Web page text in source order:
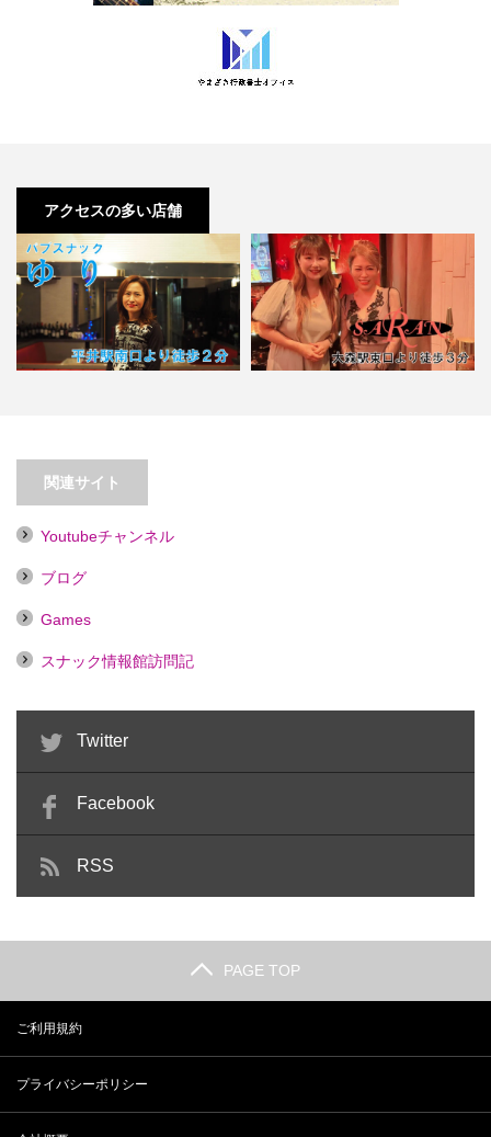
アクセスの多い店舗
【平井】パブスナックゆり【喫煙
目的店】
関連サイト
Youtubeチャンネル
ブログ
Games
スナック情報館訪問記
Twitter
Facebook
RSS
PAGE TOP
ご利用規約
プライバシーポリシー